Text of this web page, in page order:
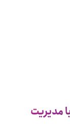
مدیریت